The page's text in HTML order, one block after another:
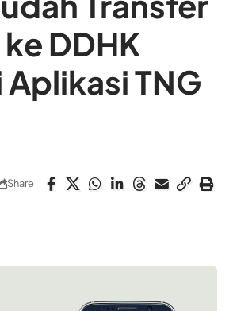
DDHK
TNG
Share